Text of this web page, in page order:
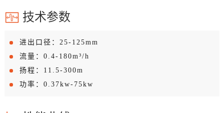
技术参数
进出口径：25-125mm
流量：0.4-180m³/h
扬程：11.5-300m
功率：0.37kw-75kw